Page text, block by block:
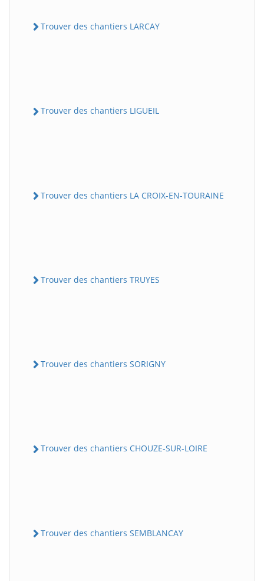
Trouver des chantiers LARCAY
Trouver des chantiers LIGUEIL
Trouver des chantiers LA CROIX-EN-TOURAINE
Trouver des chantiers TRUYES
Trouver des chantiers SORIGNY
Trouver des chantiers CHOUZE-SUR-LOIRE
Trouver des chantiers SEMBLANCAY